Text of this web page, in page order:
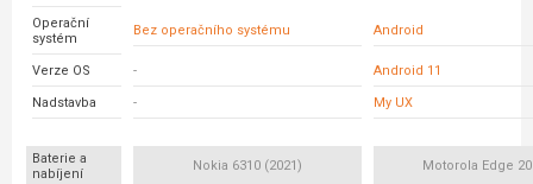
Operační
systém
Bez operačního systému Android
Verze OS - Android 11
Nadstavba - My UX
Baterie a
nabíjení
Nokia 6310 (2021) Motorola Edge